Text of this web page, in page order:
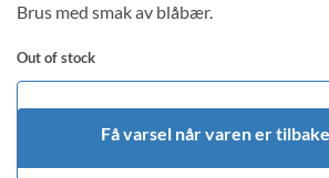
customer
Brus med smak av blåbær.
Out of stock
Få varsel når varen er